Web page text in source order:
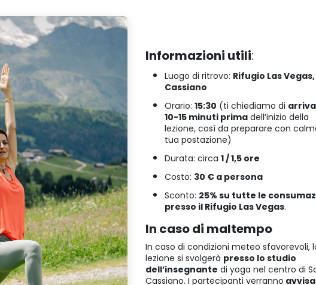
Informazioni utili:
Luogo di ritrovo: Rifugio Las Vegas,
Cassiano
Orario: 15:30 (ti chiediamo di
10-15 minuti prima dell’inizio della
lezione, così da preparare con
tua postazione)
Durata: circa 1 / 1,5 ore
Costo: 30 € a persona
Sconto: 25% su tutte le
presso il Rifugio Las Vegas.
In caso di maltempo
In caso di condizioni meteo sfavorevoli,
lezione si svolgerà presso lo studio
dell’insegnante di yoga nel centro di
Cassiano. I partecipanti verranno